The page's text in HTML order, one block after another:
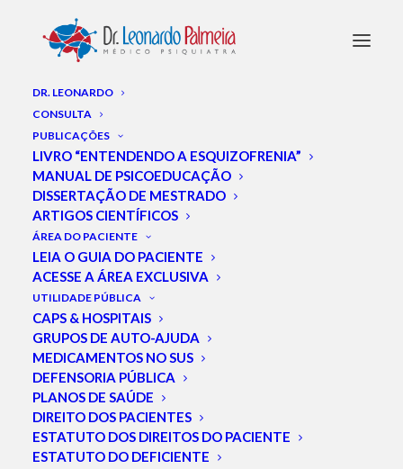
DR. LEONARDO
CONSULTA
PUBLICAÇÕES
LIVRO “ENTENDENDO A ESQUIZOFRENIA”
MANUAL DE PSICOEDUCAÇÃO
DISSERTAÇÃO DE MESTRADO
ARTIGOS CIENTÍFICOS
ÁREA DO PACIENTE
LEIA O GUIA DO PACIENTE
ACESSE A ÁREA EXCLUSIVA
UTILIDADE PÚBLICA
CAPS & HOSPITAIS
GRUPOS DE AUTO-AJUDA
MEDICAMENTOS NO SUS
DEFENSORIA PÚBLICA
PLANOS DE SAÚDE
DIREITO DOS PACIENTES
ESTATUTO DOS DIREITOS DO PACIENTE
ESTATUTO DO DEFICIENTE
TBH
Diferenças e